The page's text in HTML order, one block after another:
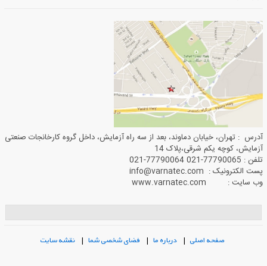
آدرس : تهران، خیابان دماوند، بعد از سه راه آزمایش، داخل گروه کارخانجات صنعتی
آزمایش، کوچه یکم شرقی،پلاک 14
تلفن : 77790065-021 77790064-021
پست الکترونیک : info@varnatec.com
وب سایت : www.varnatec.com
صفحه اصلی| درباره ما| فضای شخصی شما| نقشه سایت